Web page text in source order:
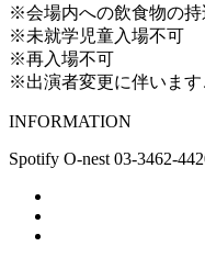
※会場内への飲食物の持
※未就学児童入場不可
※再入場不可
※出演者変更に伴いま
INFORMATION
Spotify O-nest 03-3462-